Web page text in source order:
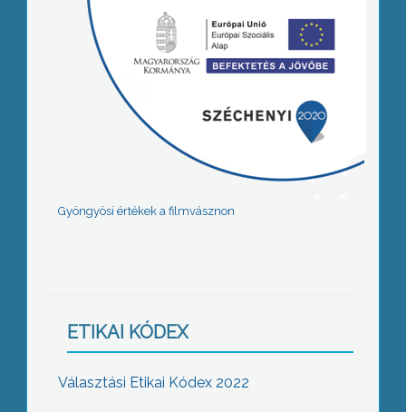
Gyöngyösi értékek a filmvásznon
ETIKAI KÓDEX
Választási Etikai Kódex 2022